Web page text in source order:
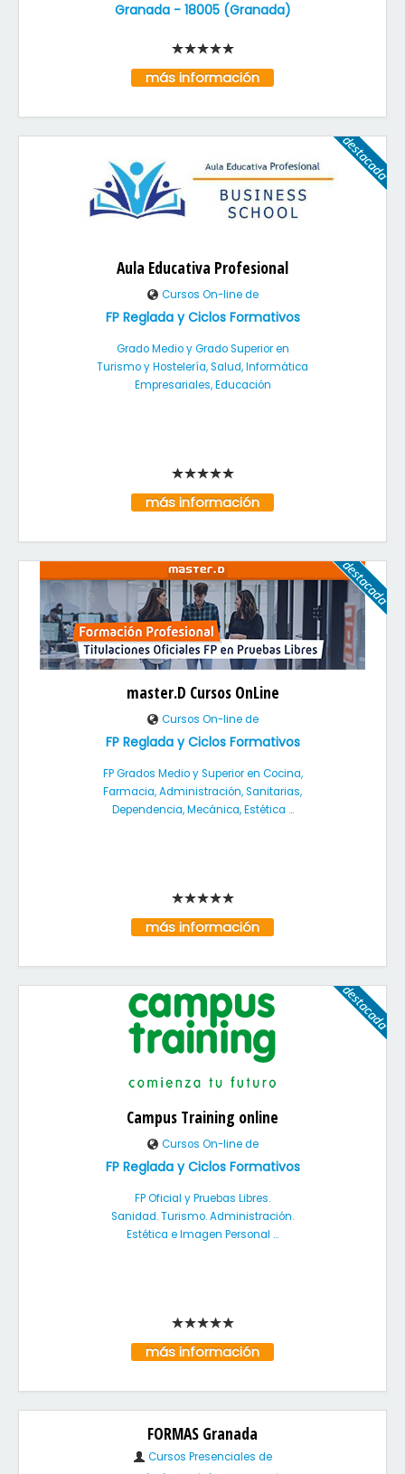
Granada- 18005(Granada)
más información
Aula Educativa Profesional
Cursos On-line de
FP Reglada y Ciclos Formativos
Grado Medio y Grado Superior en
Turismo y Hostelería, Salud, Informática
Empresariales, Educación
más información
master.D Cursos OnLine
Cursos On-line de
FP Reglada y Ciclos Formativos
FP Grados Medio y Superior en Cocina,
Farmacia, Administración, Sanitarias,
Dependencia, Mecánica, Estética ...
más información
Campus Training online
Cursos On-line de
FP Reglada y Ciclos Formativos
FP Oficial y Pruebas Libres.
Sanidad. Turismo. Administración.
Estética e Imagen Personal ...
más información
FORMAS Granada
Cursos Presenciales de